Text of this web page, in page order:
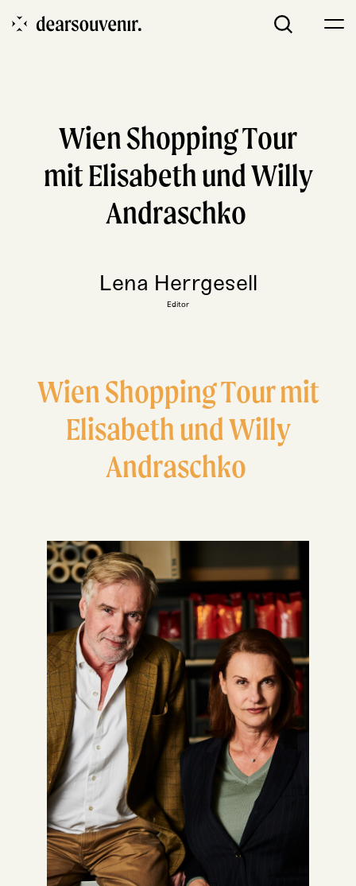
Wien Shop­ping Tour
mit Eli­sa­beth und Wil­ly
Andraschko
Lena Herrgesell
Editor
Wien Shop­ping Tour mit
Eli­sa­beth und Wil­ly
Andraschko